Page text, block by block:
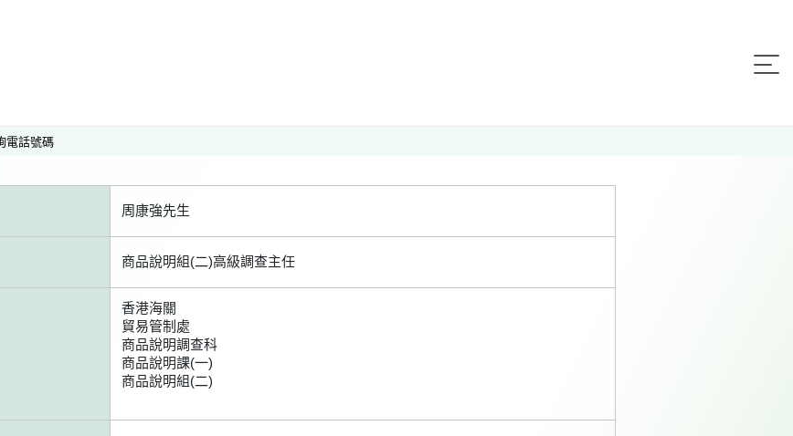
電話號碼
周康強先生
商品說明組(二)高級調查主任
香港海關
貿易管制處
商品說明調查科
商品說明課(一)
商品說明組(二)